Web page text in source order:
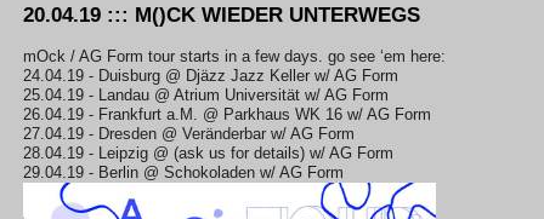
20.04.19 ::: M()CK WIEDER UNTERWEGS
mOck / AG Form tour starts in a few days. go see ‘em here:
24.04.19 - Duisburg @ Djäzz Jazz Keller w/ AG Form
25.04.19 - Landau @ Atrium Universität w/ AG Form
26.04.19 - Frankfurt a.M. @ Parkhaus WK 16 w/ AG Form
27.04.19 - Dresden @ Veränderbar w/ AG Form
28.04.19 - Leipzig @ (ask us for details) w/ AG Form
29.04.19 - Berlin @ Schokoladen w/ AG Form